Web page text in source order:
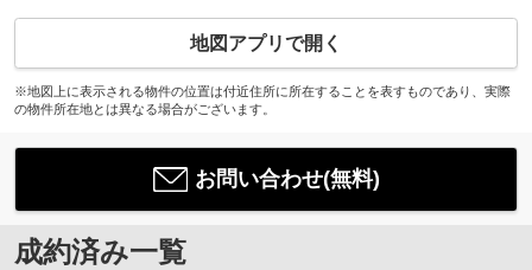
地図アプリで開く
※地図上に表示される物件の位置は付近住所に所在することを表すものであり、実際
の物件所在地とは異なる場合がございます。
お問い合わせ(無料)
成約済み一覧